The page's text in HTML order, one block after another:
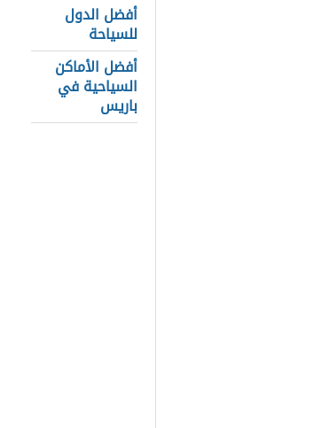
أفضل الدول
للسياحة
أفضل الأماكن
السياحية في
باريس